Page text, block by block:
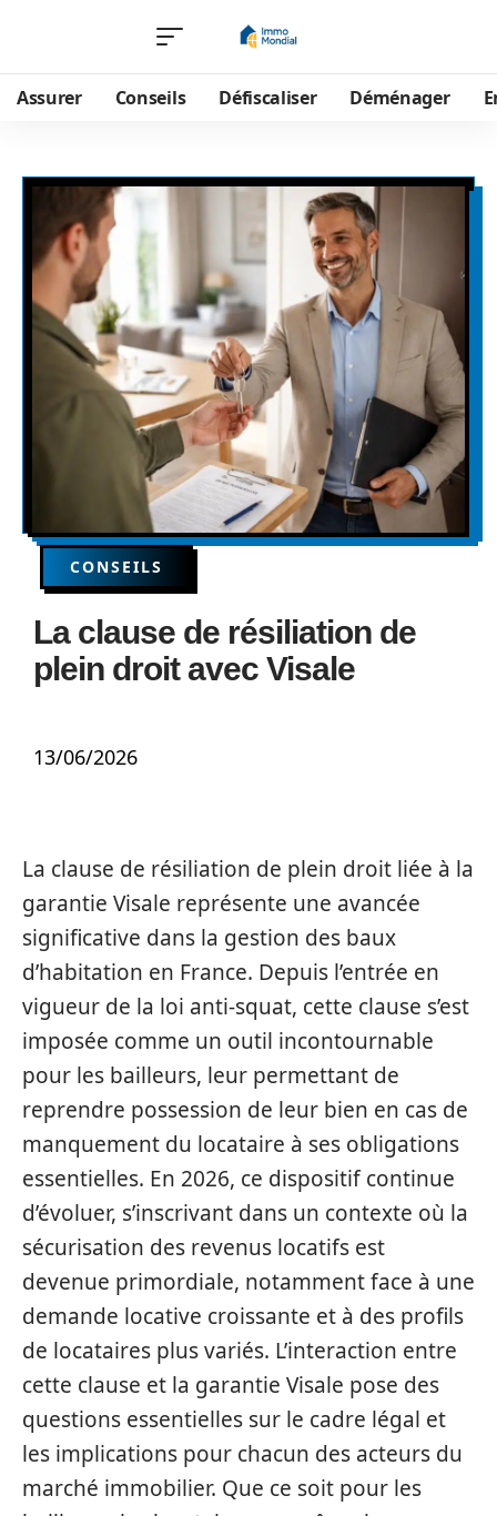
Assurer Conseils Défiscaliser Déménager
CONSEILS
La clause de résiliation de
plein droit avec Visale
13/06/2026
La clause de résiliation de plein droit liée à la
garantie Visale représente une avancée
significative dans la gestion des baux
d’habitation en France. Depuis l’entrée en
vigueur de la loi anti-squat, cette clause s’est
imposée comme un outil incontournable
pour les bailleurs, leur permettant de
reprendre possession de leur bien en cas de
manquement du locataire à ses obligations
essentielles. En 2026, ce dispositif continue
d’évoluer, s’inscrivant dans un contexte où la
sécurisation des revenus locatifs est
devenue primordiale, notamment face à une
demande locative croissante et à des profils
de locataires plus variés. L’interaction entre
cette clause et la garantie Visale pose des
questions essentielles sur le cadre légal et
les implications pour chacun des acteurs du
marché immobilier. Que ce soit pour les